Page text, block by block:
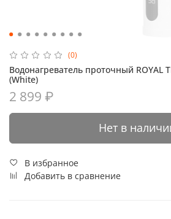
(0)
Водонагреватель проточный ROYAL
(White)
2 899 ₽
Нет в
В избранное
Добавить в сравнение